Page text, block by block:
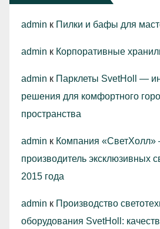
admin к Пилки и бафы для
admin к Корпоративные
admin к Парклеты SvetHoll —
решения для комфортного
пространства
admin к Компания «СветХолл»
производитель эксклюзивных
2015 года
admin к Производство
оборудования SvetHoll: